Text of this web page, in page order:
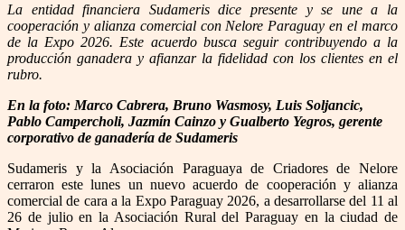
La entidad financiera Sudameris dice presente y se une a la
cooperación y alianza comercial con Nelore Paraguay en el marco
de la Expo 2026. Este acuerdo busca seguir contribuyendo a la
producción ganadera y afianzar la fidelidad con los clientes en el
rubro.
En la foto: Marco Cabrera, Bruno Wasmosy, Luis Soljancic,
Pablo Campercholi, Jazmín Cainzo y Gualberto Yegros, gerente
corporativo de ganadería de Sudameris
Sudameris y la Asociación Paraguaya de Criadores de Nelore
cerraron este lunes un nuevo acuerdo de cooperación y alianza
comercial de cara a la Expo Paraguay 2026, a desarrollarse del 11 al
26 de julio en la Asociación Rural del Paraguay en la ciudad de